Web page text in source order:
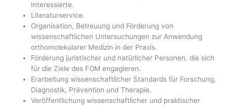
Interessierte.
Literaturservice.
Organisation, Betreuung und Förderung von
wissenschaftlichen Untersuchungen zur Anwendung
orthomolekularer Medizin in der Praxis.
Förderung juristischer und natürlicher Personen, die sich
für die Ziele des FOM engagieren.
Erarbeitung wissenschaftlicher Standards für Forschung,
Diagnostik, Prävention und Therapie.
Veröffentlichung wissenschaftlicher und praktischer